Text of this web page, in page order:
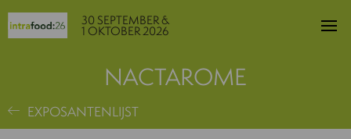
30 SEPTEMBER &
1 OKTOBER 2026
NACTAROME
EXPOSANTENLIJST